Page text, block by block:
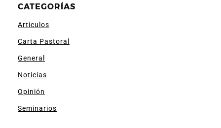
CATEGORÍAS
Artículos
Carta Pastoral
General
Noticias
Opinión
Seminarios